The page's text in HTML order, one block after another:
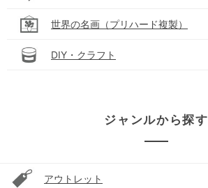
世界の名画（プリハード複製）
DIY・クラフト
ジャンルから探す
アウトレット